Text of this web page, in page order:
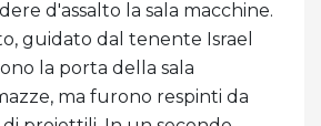
d'assalto la sala macchine.
guidato dal tenente Israel
la porta della sala
ma furono respinti da